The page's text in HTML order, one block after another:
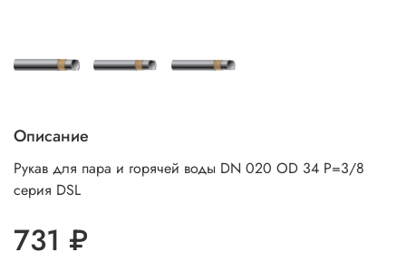
Описание
Рукав для пара и горячей воды DN 020 OD 34 P=3/8
серия DSL
731 ₽